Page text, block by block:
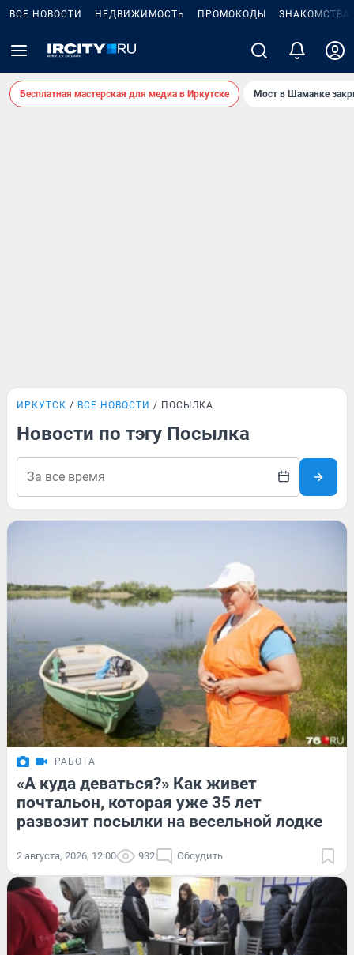
ВСЕ НОВОСТИ НЕДВИЖИМОСТЬ ПРОМОКОДЫ ЗНАКОМСТВА
Бесплатная мастерская для медиа в Иркутске Мост в Шаманке
ИРКУТСК ВСЕ НОВОСТИ ПОСЫЛКА
Новости по тэгу Посылка
РАБОТА
«А куда деваться?» Как живет
почтальон, которая уже 35 лет
развозит посылки на весельной лодке
2 августа, 2026, 12:00 932 Обсудить